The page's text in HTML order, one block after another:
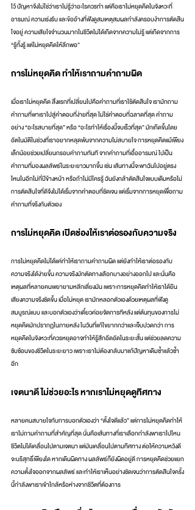
ไว้ ปัญหาจึงไม่ใช่ว่าเราไม่รู้ว่าอะไรควรทำ แต่คือเราไม่หยุดคิดในจังหวะที่
อารมณ์ ความเร่งรีบ และข้ออ้างที่ฟังดูสมเหตุสมผลกำลังครอบงำการตัดสิน
ใจอยู่ ความเสียใจจำนวนมากในชีวิตไม่ได้เกิดจากความไม่รู้ แต่เกิดจากการ
“รู้ทั้งรู้ แต่ไม่หยุดคิดให้ลึกพอ”
การไม่หยุดคิด ทำให้เราถามคำถามผิด
เมื่อเราไม่หยุดคิด สิ่งแรกที่เปลี่ยนไปคือคำถามที่เราใช้ตัดสินใจ เรามักถาม
คำถามที่พาเราไปสู่คำตอบที่ง่ายที่สุด ไม่ใช่คำตอบที่ฉลาดที่สุด คำถาม
อย่าง “อะไรสบายที่สุด” หรือ “อะไรทำให้เรื่องนี้จบเร็วที่สุด” มักเกิดขึ้นโดย
อัตโนมัติในช่วงที่เราอยากหลุดพ้นจากความไม่สบายใจ การหยุดคิดแม้เพียง
เล็กน้อยช่วยเปลี่ยนกรอบคำถามทันที จากคำถามที่เอื้ออารมณ์ ไปเป็น
คำถามที่มองผลลัพธ์ในระยะยาวมากขึ้น เช่น เส้นทางนี้จะพาฉันไปอยู่ตรง
ไหนในอีกไม่กี่ปีข้างหน้า หรือถ้าไม่มีใครรู้ ฉันยังกล้าตัดสินใจแบบเดิมหรือไม่
การตัดสินใจที่ดีจึงไม่ได้เริ่มจากคำตอบที่ชัดเจน แต่เริ่มจากการหยุดเพื่อถาม
คำถามที่จริงกับตัวเอง
การไม่หยุดคิด เปิดช่องให้เราต่อรองกับความจริง
การไม่หยุดคิดไม่ได้แค่ทำให้เราถามคำถามผิด แต่ยังทำให้เราต่อรองกับ
ความจริงได้ง่ายขึ้น ความจริงมักตัดทางเลือกบางอย่างออกไป และนั่นคือ
เหตุผลที่หลายคนพยายามหลีกเลี่ยงมัน เพราะการหยุดคิดทำให้เราได้ยิน
เสียงความจริงชัดขึ้น เมื่อไม่หยุด เรามักหลอกตัวเองด้วยเหตุผลที่ฟังดู
สมบูรณ์แบบ และบอกตัวเองว่าเดี๋ยวค่อยจัดการทีหลัง แต่ต้นทุนของการไม่
หยุดคิดมักปรากฏในภายหลัง ในวันที่แก้ไขยากกว่าและเจ็บปวดกว่า การ
หยุดคิดในจังหวะที่ควรหยุดอาจทำให้รู้สึกอึดอัดในระยะสั้น แต่ช่วยลดความ
ซับซ้อนของชีวิตในระยะยาว เพราะเราไม่ต้องกลับมาแก้ปัญหาเดิมซ้ำแล้วซ้ำ
อีก
เจตนาดี ไม่ช่วยอะไร หากเราไม่หยุดดูทิศทาง
หลายคนสบายใจกับการบอกตัวเองว่า “ตั้งใจดีแล้ว” แต่การไม่หยุดคิดทำให้
เราไม่ถามคำถามที่สำคัญที่สุด นั่นคือเส้นทางที่เราเลือกกำลังพาเราไปไหน
ชีวิตไม่ได้เคลื่อนไปตามเจตนา แต่มันเคลื่อนไปตามทิศทาง ต่อให้ความหวังดี
จะบริสุทธิ์เพียงใด หากเดินผิดทาง ผลลัพธ์ก็ยังผิดอยู่ดี การหยุดคิดช่วยแยก
ความตั้งใจออกจากผลลัพธ์ และทำให้เราเห็นอย่างชัดเจนว่าการตัดสินใจครั้ง
นี้กำลังพาเราเข้าใกล้หรือห่างจากชีวิตที่ต้องการ